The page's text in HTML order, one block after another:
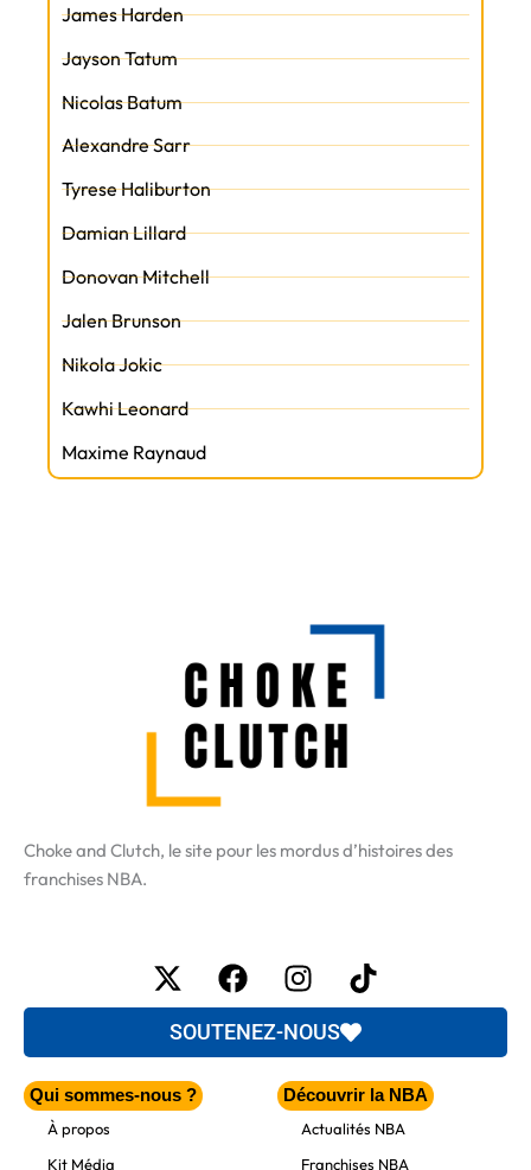
James Harden
Jayson Tatum
Nicolas Batum
Alexandre Sarr
Tyrese Haliburton
Damian Lillard
Donovan Mitchell
Jalen Brunson
Nikola Jokic
Kawhi Leonard
Maxime Raynaud
Choke and Clutch, le site pour les mordus d’histoires des
franchises NBA.
X-
twitter
FacebookInstagram
Tiktok
SOUTENEZ-NOUS
Qui sommes-nous ?
À propos
Kit Média
Découvrir la NBA
Actualités NBA
Franchises NBA